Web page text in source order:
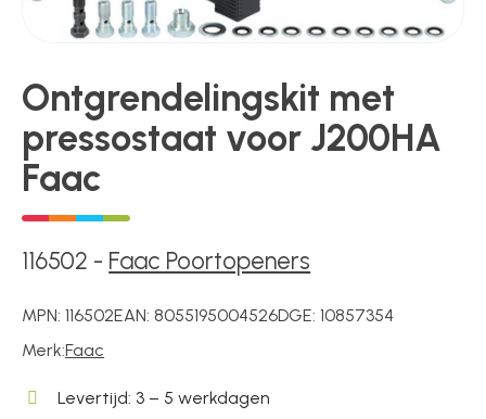
Poortonderdelen
Pulsgevers
Sloten
Toegangscontrole
Toegangsverlening
Ontgrendelingskit met
pressostaat voor J200HA
Faac
116502 - Faac Poortopeners
MPN:116502EAN:8055195004526DGE:10857354
Merk:Faac
Levertijd: 3 – 5 werkdagen